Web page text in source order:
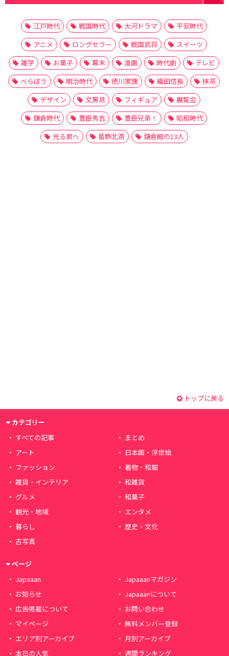
江戸時代 戦国時代 大河ドラマ
平安時代
アニメ
ロングセラー 戦国武将
スイーツ
雑学
お菓子 幕末 漫画 時代劇
テレビ
べらぼう
明治時代 徳川家康 織田信長
抹茶
デザイン
文房具 フィギュア
展覧会
鎌倉時代
豊臣秀吉 豊臣兄弟！
昭和時代
光る君へ
葛飾北斎 鎌倉殿の13人
トップに戻る
カテゴリー
すべての記事
まとめ
アート
日本画・浮世絵
ファッション
着物・和服
雑貨・インテリア
和雑貨
グルメ
和菓子
観光・地域
エンタメ
暮らし
歴史・文化
古写真
ページ
Japaaan
Japaaanマガジン
お知らせ
Japaaanについて
広告掲載について
お問い合わせ
マイページ
無料メンバー登録
エリア別アーカイブ
月別アーカイブ
本日の人気
週間ランキング